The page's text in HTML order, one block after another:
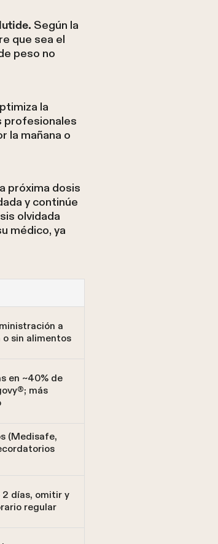
Según la
que sea el
peso no
la
profesionales
la mañana o
próxima dosis
y continúe
olvidada
médico, ya
a
sin alimentos
en ~40% de
más
(Medisafe,
días, omitir y
regular